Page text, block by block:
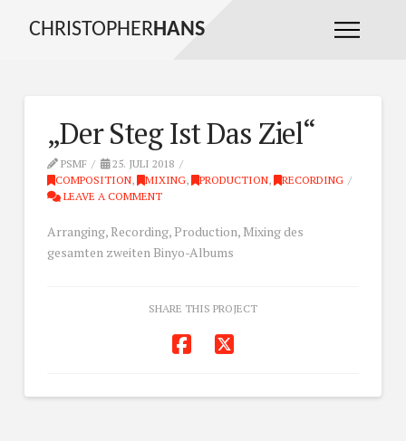
CHRISTOPHERHANS
„Der Steg Ist Das Ziel“
PSMF
25. JULI 2018
COMPOSITION, MIXING, PRODUCTION,
RECORDING
LEAVE A COMMENT
Arranging, Recording, Production, Mixing des
gesamten zweiten Binyo-Albums
SHARE THIS PROJECT